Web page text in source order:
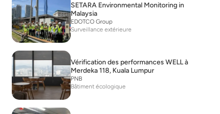
SETARA Environmental Monitoring in
Malaysia
EDOTCO Group
Surveillance extérieure
Vérification des performances WELL à
Merdeka 118, Kuala Lumpur
PNB
Bâtiment écologique